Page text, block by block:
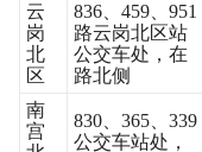
云
岗
北
区
836、459、951
路云岗北区站
公交车处，在
路北侧
南
宫
830、365、339
公交车站处，